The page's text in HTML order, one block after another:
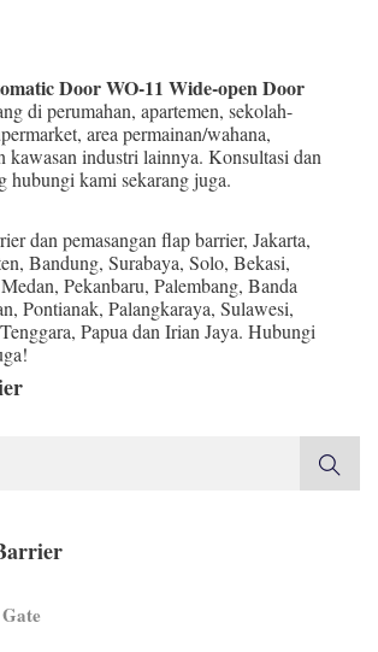
Door WO-11 Wide-open Door
di perumahan, apartemen, sekolah-
area permainan/wahana,
kawasan industri lainnya. Konsultasi dan
hubungi kami sekarang juga.
dan pemasangan flap barrier, Jakarta,
, Bandung, Surabaya, Solo, Bekasi,
Medan, Pekanbaru, Palembang, Banda
, Pontianak, Palangkaraya, Sulawesi,
, Papua dan Irian Jaya. Hubungi